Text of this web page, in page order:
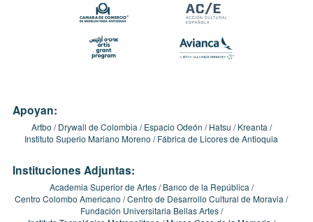
Apoyan:
Artbo Drywall de Colombia Espacio Odeón Hatsu
Kreanta
Instituto Superio Mariano Moreno
Fábrica de Licores de Antioquia
Instituciones Adjuntas:
Academia Superior de Artes
Banco de la República
Centro Colombo Americano Centro de Desarrollo Cultural de Moravia
Fundación Universitaria Bellas Artes